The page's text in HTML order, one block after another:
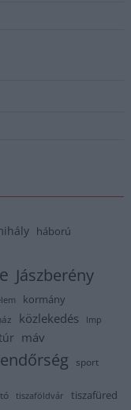
háború
Jászberény
kormány
közlekedés lmp
máv
sport
tiszaföldvár tiszafüred